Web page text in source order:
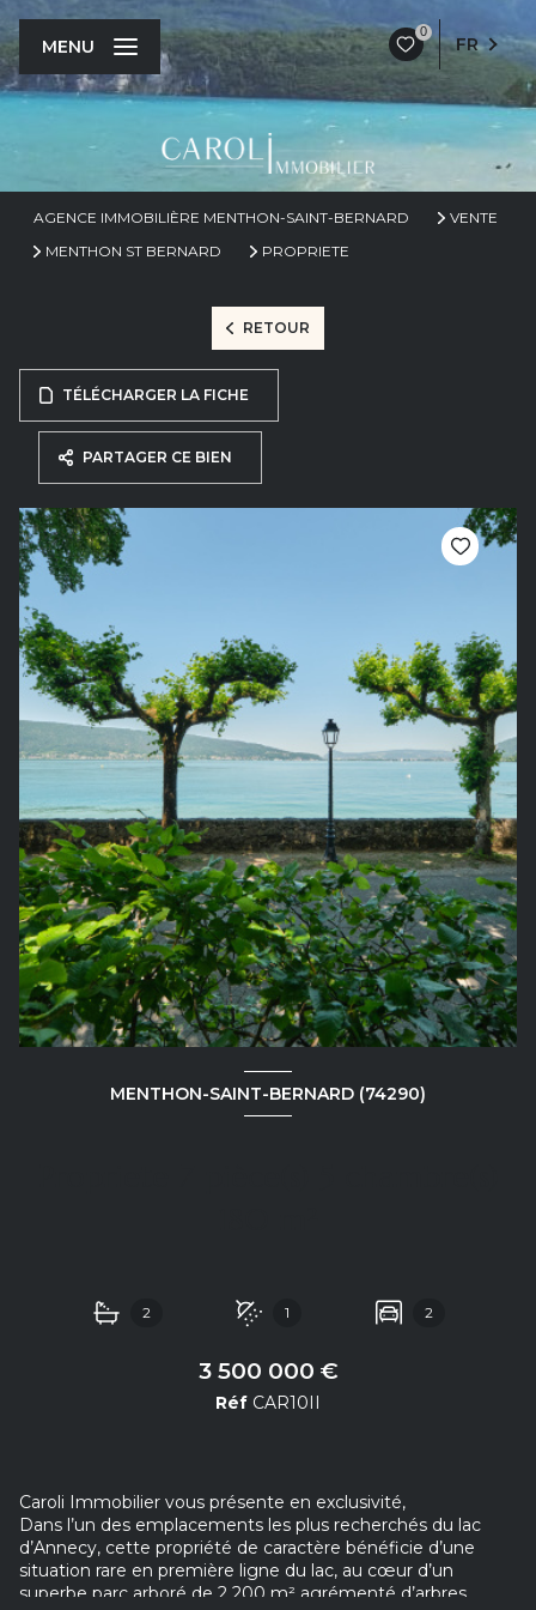
0
FR
MENU
AGENCE IMMOBILIÈRE MENTHON-SAINT-BERNARD
VENTE
MENTHON ST BERNARD
PROPRIETE
RETOUR
TÉLÉCHARGER LA FICHE
PARTAGER CE BIEN
MENTHON-SAINT-BERNARD (74290)
2 1 2
3 500 000 €
Réf CAR10II
Caroli Immobilier vous présente en exclusivité,
Dans l’un des emplacements les plus recherchés du lac
d’Annecy, cette propriété de caractère bénéficie d’une
situation rare en première ligne du lac, au cœur d’un
superbe parc arboré de 2 200 m² agrémenté d’arbres